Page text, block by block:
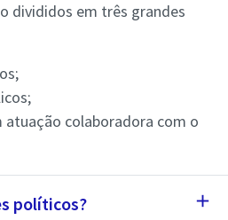
divididos em três grandes
atuação colaboradora com o
políticos? add